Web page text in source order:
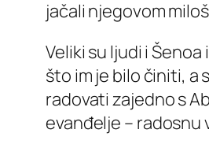
jačali njegovom
Veliki su ljudi i
što im je bilo činiti, a
radovati zajedno s
evanđelje – radosnu